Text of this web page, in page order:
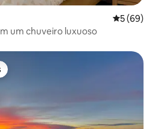
5 de uma
5 (69)
um chuveiro luxuoso